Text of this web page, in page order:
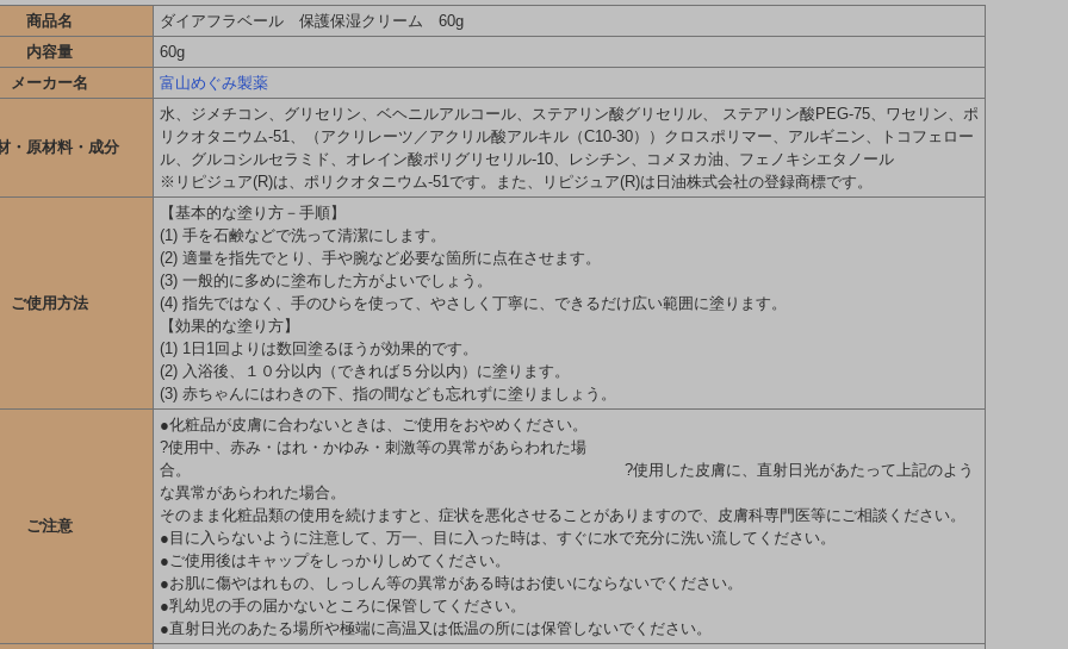
商品名
ダイアフラベール 保護保湿クリーム 60g
内容量
60g
メーカー名
富山めぐみ製薬
・原材料・成分
水、ジメチコン、グリセリン、ベヘニルアルコール、ステアリン酸グリセリル、 ステアリン酸PEG-75、ワセリン、ポ
リクオタニウム-51、（アクリレーツ／アクリル酸アルキル（C10-30））クロスポリマー、アルギニン、トコフェロー
ル、グルコシルセラミド、オレイン酸ポリグリセリル-10、レシチン、コメヌカ油、フェノキシエタノール
※リピジュア(R)は、ポリクオタニウム-51です。また、リピジュア(R)は日油株式会社の登録商標です。
ご使用方法
【基本的な塗り方－手順】
(1) 手を石鹸などで洗って清潔にします。
(2) 適量を指先でとり、手や腕など必要な箇所に点在させます。
(3) 一般的に多めに塗布した方がよいでしょう。
(4) 指先ではなく、手のひらを使って、やさしく丁寧に、できるだけ広い範囲に塗ります。
【効果的な塗り方】
(1) 1日1回よりは数回塗るほうが効果的です。
(2) 入浴後、１０分以内（できれば５分以内）に塗ります。
(3) 赤ちゃんにはわきの下、指の間なども忘れずに塗りましょう。
ご注意
●化粧品が皮膚に合わないときは、ご使用をおやめください。
?使用中、赤み・はれ・かゆみ・刺激等の異常があらわれた場
合。 ?使用した皮膚に、直射日光があたって上記のよう
な異常があらわれた場合。
そのまま化粧品類の使用を続けますと、症状を悪化させることがありますので、皮膚科専門医等にご相談ください。
●目に入らないように注意して、万一、目に入った時は、すぐに水で充分に洗い流してください。
●ご使用後はキャップをしっかりしめてください。
●お肌に傷やはれもの、しっしん等の異常がある時はお使いにならないでください。
●乳幼児の手の届かないところに保管してください。
●直射日光のあたる場所や極端に高温又は低温の所には保管しないでください。